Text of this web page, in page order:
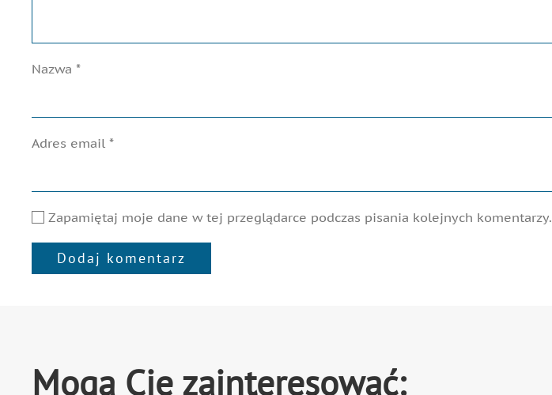
Nazwa *
Adres email *
Zapamiętaj moje dane w tej przeglądarce podczas pisania kolejnych komentarzy.
Dodaj komentarz
Mogą Cię zainteresować: